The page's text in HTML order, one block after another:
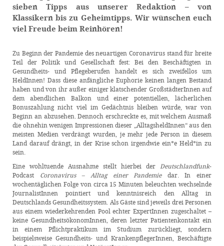
sieben Tipps aus unserer Redaktion – von
Klassikern bis zu Geheimtipps. Wir wünschen euch
viel Freude beim Reinhören!
Zu Beginn der Pandemie des neuartigen Coronavirus stand für breite
Teil der Politik und Gesellschaft fest: Bei den Beschäftigten in
Gesundheits- und Pflegeberufen handelt es sich zweifellos um
HeldInnen! Dass diese anfängliche Euphorie keinen langen Bestand
haben und von ihr außer einiger klatschender GroßstädterInnen auf
dem abendlichen Balkon und einer potentiellen, lächerlichen
Bonuszahlung nicht viel im Gedächtnis bleiben würde, war von
Beginn an abzusehen. Dennoch erschreckte es, mit welchem Ausmaß
die ohnehin wenigen Impressionen dieser „AlltagsheldInnen“ aus den
meisten Medien verdrängt wurden, je mehr jede Person in diesem
Land darauf drängt, in der Krise schon irgendwie ein*e Held*in zu
sein.
Eine wohltuende Ausnahme stellt hierbei der Deutschlandfunk-
Podcast Coronavirus – Alltag einer Pandemiedar. In einer
wochentäglichen Folge von circa 15 Minuten beleuchten wechselnde
JournalistInnen pointiert und kenntnisreich den Alltag in
Deutschlands Gesundheitssystem. Als Gäste sind jeweils drei Personen
aus einem wiederkehrenden Pool echter ExpertInnen zugeschaltet –
keine GesundheitsökonomInnen, deren letzter Patientenkontakt ein
in einem Pflichtpraktikum im Studium zurückliegt, sondern
beispielsweise Gesundheits- und KrankenpflegerInnen, Beschäftigte